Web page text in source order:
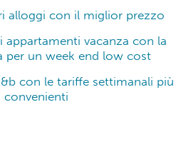
alloggi con il miglior prezzo
vacanza con la
per un week end low cost
con le tariffe settimanali più
convenienti